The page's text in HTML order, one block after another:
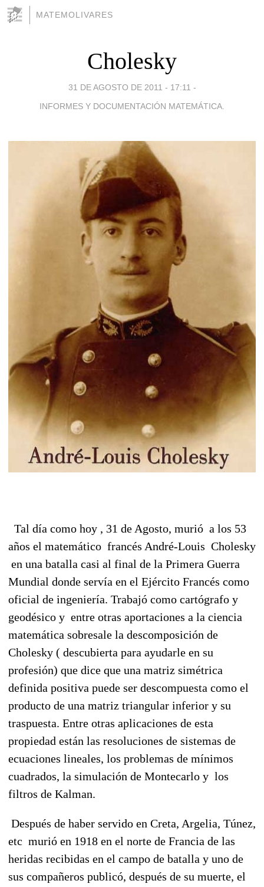
MATEMOLIVARES
Cholesky
31 DE AGOSTO DE 2011 - 17:11 -
INFORMES Y DOCUMENTACIÓN MATEMÁTICA.
Tal día como hoy , 31 de Agosto, murió a los 53
años el matemático francés André-Louis Cholesky
en una batalla casi al final de la Primera Guerra
Mundial donde servía en el Ejército Francés como
oficial de ingeniería. Trabajó como cartógrafo y
geodésico y entre otras aportaciones a la ciencia
matemática sobresale la descomposición de
Cholesky ( descubierta para ayudarle en su
profesión) que dice que una matriz simétrica
definida positiva puede ser descompuesta como el
producto de una matriz triangular inferior y su
traspuesta. Entre otras aplicaciones de esta
propiedad están las resoluciones de sistemas de
ecuaciones lineales, los problemas de mínimos
cuadrados, la simulación de Montecarlo y los
filtros de Kalman.
Después de haber servido en Creta, Argelia, Túnez,
etc murió en 1918 en el norte de Francia de las
heridas recibidas en el campo de batalla y uno de
sus compañeros publicó, después de su muerte, el